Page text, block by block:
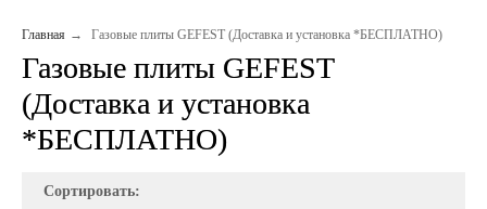
Главная Газовые плиты GEFEST (Доставка и установка *БЕСПЛАТНО)
Газовые плиты GEFEST
(Доставка и установка
*БЕСПЛАТНО)
Сортировать: